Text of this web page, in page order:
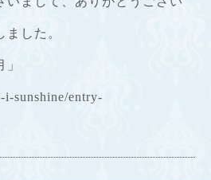
した。
i-sunshine/entry-